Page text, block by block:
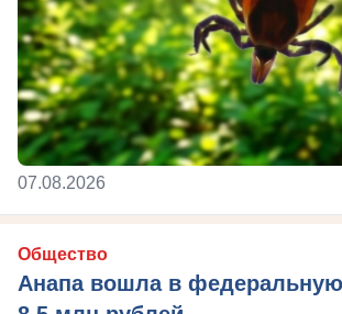
07.08.2026
Общество
Анапа вошла в федеральную